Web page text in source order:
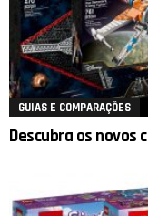
GUIAS E COMPARAÇÕES
Descubra os novos